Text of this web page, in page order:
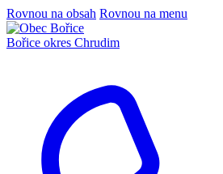
Rovnou na obsah Rovnou na menu
Bořice okres Chrudim